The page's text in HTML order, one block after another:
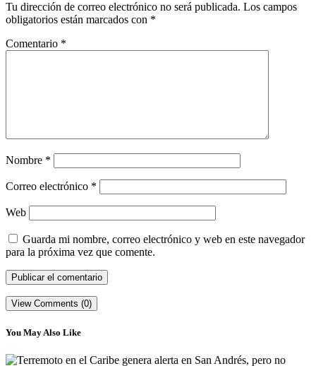
Tu dirección de correo electrónico no será publicada. Los campos
obligatorios están marcados con *
Comentario *
Nombre *
Correo electrónico *
Web
Guarda mi nombre, correo electrónico y web en este navegador
para la próxima vez que comente.
View Comments (0)
You May Also Like